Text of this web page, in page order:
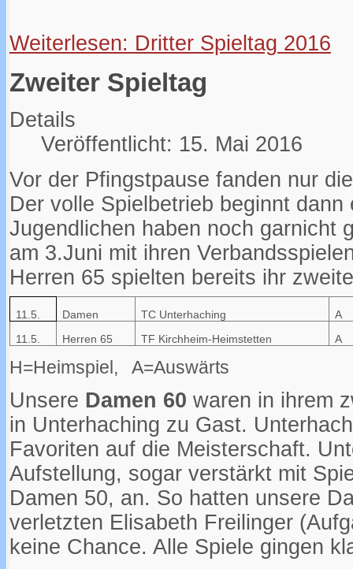
Weiterlesen: Dritter Spieltag 2016
Zweiter Spieltag
Details
Veröffentlicht: 15. Mai 2016
Vor der Pfingstpause fanden nur
Der volle Spielbetrieb beginnt
Jugendlichen haben noch garnicht
am 3.Juni mit ihren
Herren 65 spielten bereits ihr
11.5. Damen TC Unterhaching
A
11.5.
Herren 65 TF Kirchheim-Heimstetten A
H=Heimspiel, A=Auswärts
Unsere Damen 60 waren in ihrem
in Unterhaching zu Gast.
Favoriten auf die Meisterschaft.
Aufstellung, sogar verstärkt mit
Damen 50, an. So hatten unsere
verletzten Elisabeth Freilinger
keine Chance. Alle Spiele gingen